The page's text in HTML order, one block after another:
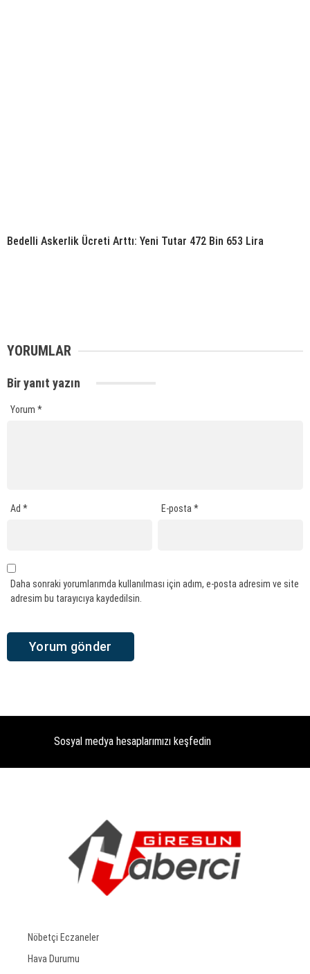
Bedelli Askerlik Ücreti Arttı: Yeni Tutar 472 Bin 653 Lira
YORUMLAR
Bir yanıt yazın
Yorum *
Ad * E-posta*
Daha sonraki yorumlarımda kullanılması için adım, e-posta adresim ve site
adresim bu tarayıcıya kaydedilsin.
Sosyal medya hesaplarımızı keşfedin
Nöbetçi Eczaneler
Hava Durumu